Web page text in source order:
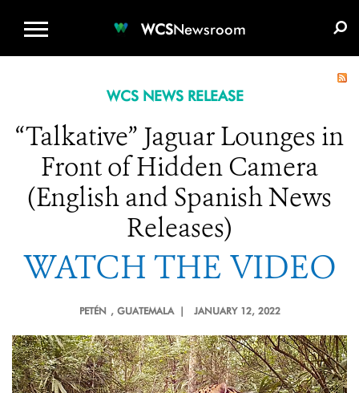
WCSNewsroom
WCS NEWS RELEASE
“Talkative” Jaguar Lounges in
Front of Hidden Camera
(English and Spanish News
Releases)
WATCH THE VIDEO
PETÉN , GUATEMALA | JANUARY 12, 2022